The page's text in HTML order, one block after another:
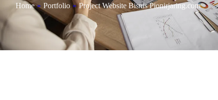
Home » Portfolio » Project Website Bisnis Pionirjaring.com